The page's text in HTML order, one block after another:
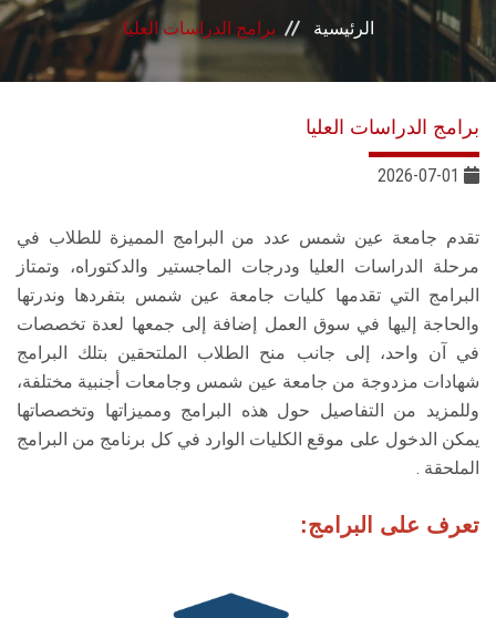
البحث العلمي
الأنظمة الذكية
الإعلام
تواصل معنا
الطلاب
الرئيسية برامج الدراسات العليا
برامج الدراسات العليا
تقدم جامعة عين شمس عدد من البرامج المميزة للطلاب في
مرحلة الدراسات العليا ودرجات الماجستير والدكتوراه، وتمتاز
البرامج التي تقدمها كليات جامعة عين شمس بتفردها وندرتها
والحاجة إليها في سوق العمل إضافة إلى جمعها لعدة تخصصات
في آن واحد، إلى جانب منح الطلاب الملتحقين بتلك البرامج
شهادات مزدوجة من جامعة عين شمس وجامعات أجنبية مختلفة،
وللمزيد من التفاصيل حول هذه البرامج ومميزاتها وتخصصاتها
يمكن الدخول على موقع الكليات الوارد في كل برنامج من البرامج
الملحقة .
تعرف على البرامج: